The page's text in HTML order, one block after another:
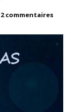
2 commentairessur
Seas